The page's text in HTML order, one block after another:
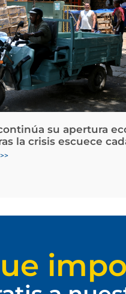
su apertura
la crisis escuece